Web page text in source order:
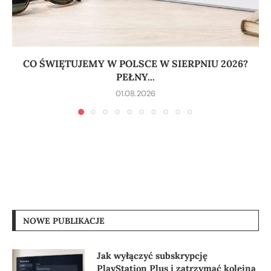
CO ŚWIĘTUJEMY W POLSCE W SIERPNIU 2026?
PEŁNY...
01.08.2026
NOWE PUBLIKACJE
Jak wyłączyć subskrypcję
PlayStation Plus i zatrzymać kolejną